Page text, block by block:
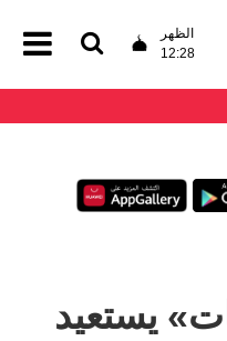
الظهر
12:28
يستعيد